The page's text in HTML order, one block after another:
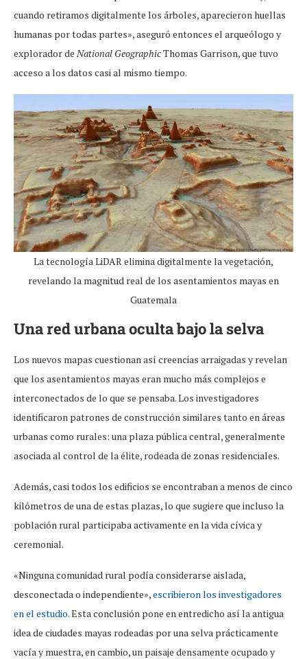
cuando retiramos digitalmente los árboles, aparecieron huellas
humanas por todas partes», aseguró entonces el arqueólogo y
explorador de National GeographicThomas Garrison, que tuvo
acceso a los datos casi al mismo tiempo.
La tecnología LiDAR elimina digitalmente la vegetación,
revelando la magnitud real de los asentamientos mayas en
Guatemala
Una red urbana oculta bajo la selva
Los nuevos mapas cuestionan así creencias arraigadas y revelan
que los asentamientos mayas eran mucho más complejos e
interconectados de lo que se pensaba. Los investigadores
identificaron patrones de construcción similares tanto en áreas
urbanas como rurales: una plaza pública central, generalmente
asociada al control de la élite, rodeada de zonas residenciales.
Además, casi todos los edificios se encontraban a menos de cinco
kilómetros de una de estas plazas, lo que sugiere que incluso la
población rural participaba activamente en la vida cívica y
ceremonial.
«Ninguna comunidad rural podía considerarse aislada,
desconectada o independiente»,escribieron los investigadores
en el estudio.Esta conclusión pone en entredicho así la antigua
idea de ciudades mayas rodeadas por una selva prácticamente
vacía y muestra, en cambio, un paisaje densamente ocupado y